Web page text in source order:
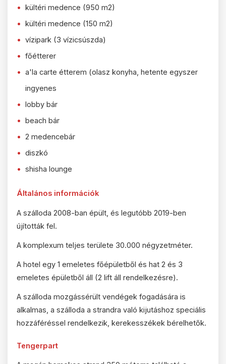
kültéri medence (950 m2)
kültéri medence (150 m2)
vízipark (3 vízicsúszda)
főétterer
a'la carte étterem (olasz konyha, hetente egyszer
ingyenes
lobby bár
beach bár
2 medencebár
diszkó
shisha lounge
Általános információk
A szálloda 2008-ban épült, és legutóbb 2019-ben
újították fel.
A komplexum teljes területe 30.000 négyzetméter.
A hotel egy 1 emeletes főépületből és hat 2 és 3
emeletes épületből áll (2 lift áll rendelkezésre).
A szálloda mozgássérült vendégek fogadására is
alkalmas, a szálloda a strandra való kijutáshoz speciális
hozzáféréssel rendelkezik, kerekesszékek bérelhetők.
Tengerpart